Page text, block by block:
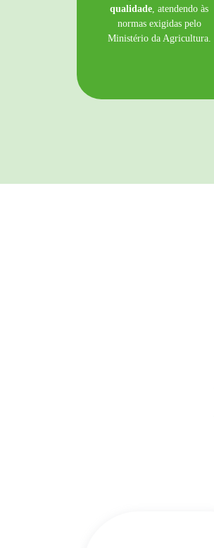
qualidade, atendendo às
normas exigidas pelo
Ministério da Agricultura.